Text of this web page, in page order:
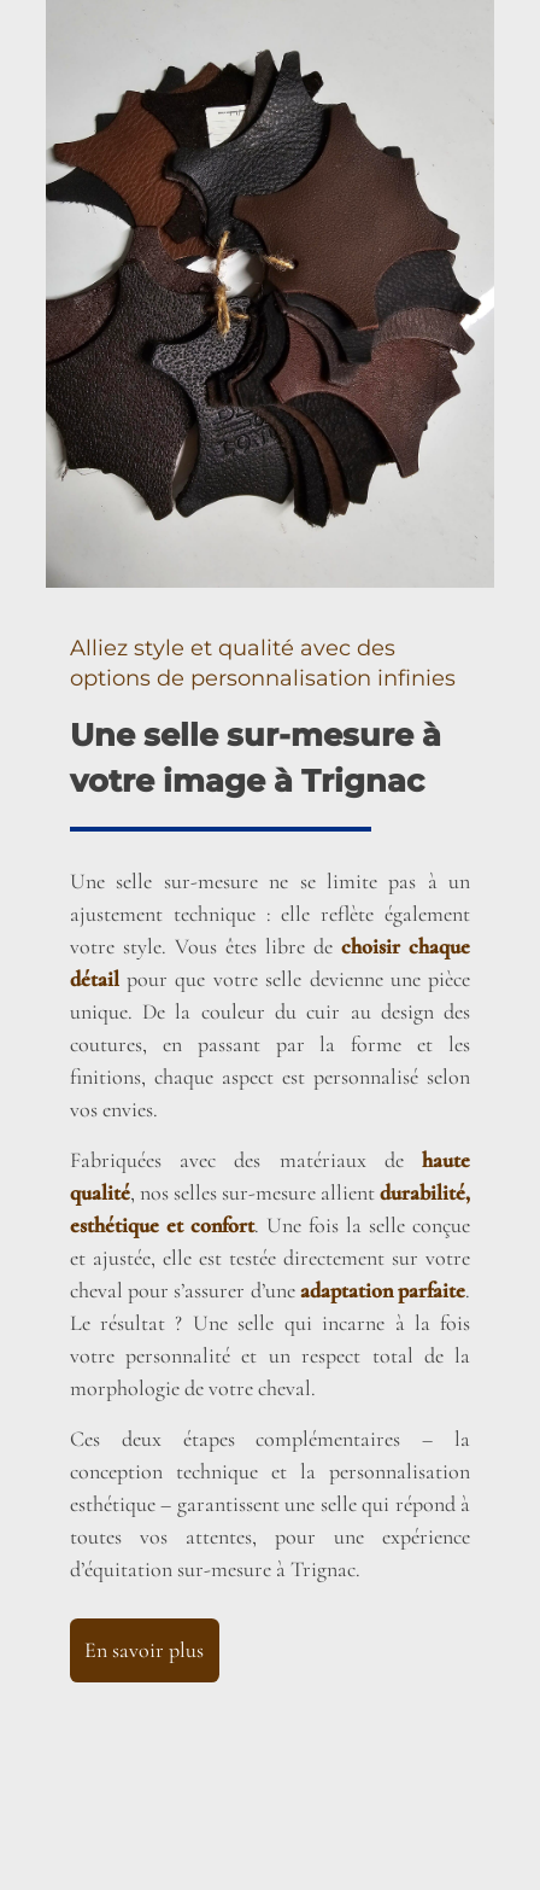
Alliez style et qualité avec des
options de personnalisation infinies
Une selle sur-mesure à
votre image à Trignac
Une selle sur-mesure ne se limite pas à un
ajustement technique : elle reflète également
votre style. Vous êtes libre dechoisir chaque
détailpour que votre selle devienne une pièce
unique. De la couleur du cuir au design des
coutures, en passant par la forme et les
finitions, chaque aspect est personnalisé selon
vos envies.
Fabriquées avec des matériaux dehaute
qualité, nos selles sur-mesure allientdurabilité,
esthétique et confort. Une fois la selle conçue
et ajustée, elle est testée directement sur votre
cheval pour s’assurer d’uneadaptation parfaite.
Le résultat ? Une selle qui incarne à la fois
votre personnalité et un respect total de la
morphologie de votre cheval.
Ces deux étapes complémentaires – la
conception technique et la personnalisation
esthétique – garantissent une selle qui répond à
toutes vos attentes, pour une expérience
d’équitation sur-mesure à Trignac.
En savoir plus